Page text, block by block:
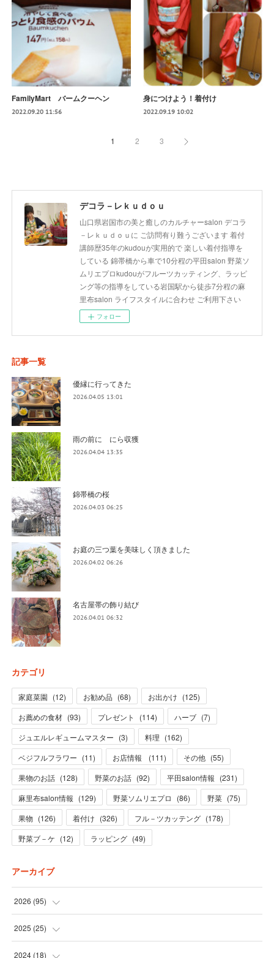
FamilyMart バームクーヘン
2022.09.20 11:56
身につけよう！着付け
2022.09.19 10:02
1 2 3
デコラ－レｋｕｄｏｕ
山口県岩国市の美と癒しのカルチャーsalon デコラ
－レｋｕｄｏｕに ご訪問有り難うございます 着付
講師歴35年のkudouが実用的で 楽しい着付指導を
している 錦帯橋から車で10分程の平田salon 野菜ソ
ムリエプロkudouがフルーツカッティング、ラッピ
ング等の指導をしている岩国駅から徒歩7分程の麻
里布salon ライフスタイルに合わせ ご利用下さい
フォロー
記事一覧
優縁に行ってきた
2026.04.05 13:01
雨の前に にら収獲
2026.04.04 13:35
錦帯橋の桜
2026.04.03 06:25
お庭の三つ葉を美味しく頂きました
2026.04.02 06:26
名古屋帯の飾り結び
2026.04.01 06:32
カテゴリ
家庭菜園 (12) お勧め品 (68) お出かけ (125)
お薦めの食材 (93) プレゼント (114) ハーブ (7)
ジュエルレギュームマスター (3) 料理 (162)
ベジフルフラワー (11) お店情報 (111) その他 (55)
果物のお話 (128) 野菜のお話 (92) 平田salon情報 (231)
麻里布salon情報 (129) 野菜ソムリエプロ (86) 野菜 (75)
果物 (126) 着付け (326) フル－ツカッテング (178)
野菜ブ－ケ (12) ラッピング (49)
アーカイブ
2026 (95)
(5
(31 )
2025 (25)
(3
2024(18)